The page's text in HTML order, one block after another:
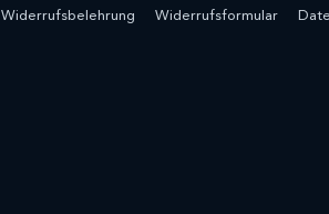
Widerrufsbelehrung Widerrufsformular